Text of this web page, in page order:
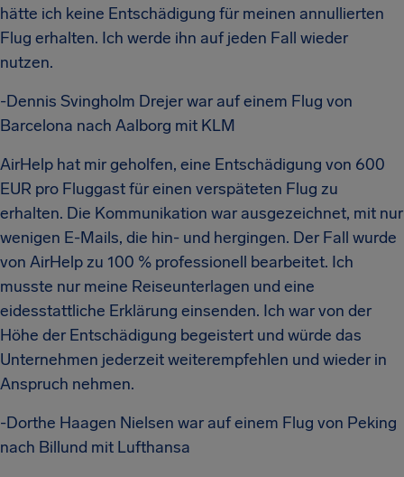
hätte ich keine Entschädigung für meinen annullierten
Flug erhalten. Ich werde ihn auf jeden Fall wieder
nutzen.
-Dennis Svingholm Drejer war auf einem Flug von
Barcelona nach Aalborg mit KLM
AirHelp hat mir geholfen, eine Entschädigung von 600
EUR pro Fluggast für einen verspäteten Flug zu
erhalten. Die Kommunikation war ausgezeichnet, mit nur
wenigen E-Mails, die hin- und hergingen. Der Fall wurde
von AirHelp zu 100 % professionell bearbeitet. Ich
musste nur meine Reiseunterlagen und eine
eidesstattliche Erklärung einsenden. Ich war von der
Höhe der Entschädigung begeistert und würde das
Unternehmen jederzeit weiterempfehlen und wieder in
Anspruch nehmen.
-Dorthe Haagen Nielsen war auf einem Flug von Peking
nach Billund mit Lufthansa